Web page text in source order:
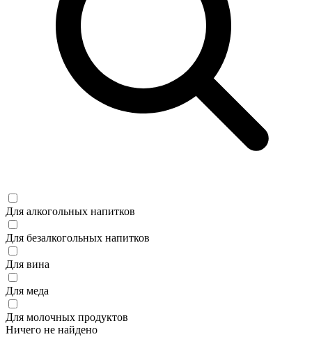
Для алкогольных напитков
Для безалкогольных напитков
Для вина
Для меда
Для молочных продуктов
Ничего не найдено